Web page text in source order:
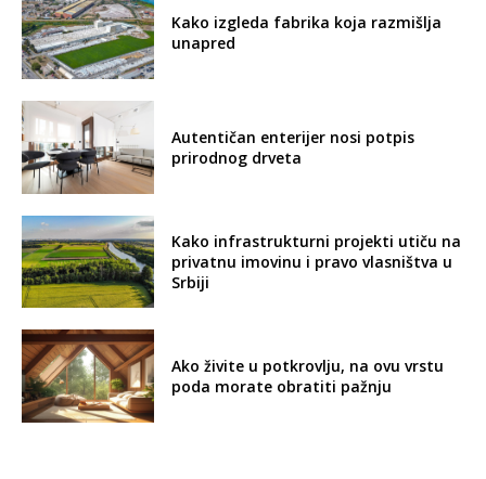
Kako izgleda fabrika koja razmišlja
unapred
Autentičan enterijer nosi potpis
prirodnog drveta
Kako infrastrukturni projekti utiču na
privatnu imovinu i pravo vlasništva u
Srbiji
Ako živite u potkrovlju, na ovu vrstu
poda morate obratiti pažnju